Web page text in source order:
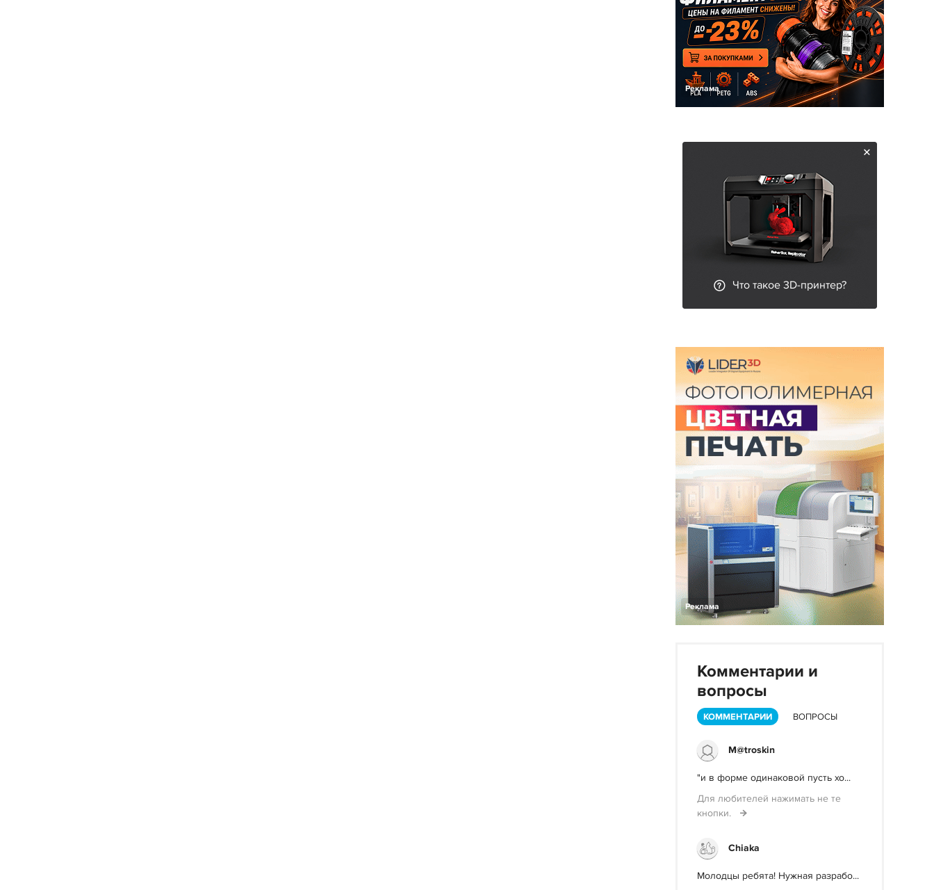
Реклама
Что такое 3D-принтер?
Реклама
Комментарии и
вопросы
КОММЕНТАРИИ ВОПРОСЫ
M@troskin
"и в форме одинаковой пусть хо...
Для любителей нажимать не те
кнопки.
Chiaka
Молодцы ребята! Нужная разрабо...